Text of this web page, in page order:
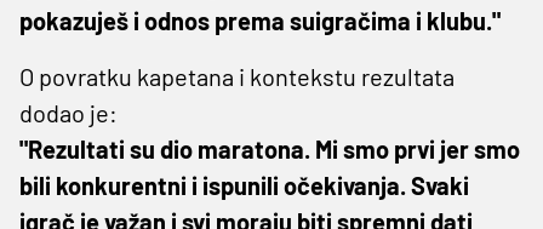
pokazuješ i odnos prema suigračima i klubu."
O povratku kapetana i kontekstu rezultata
dodao je:
"Rezultati su dio maratona. Mi smo prvi jer smo
bili konkurentni i ispunili očekivanja. Svaki
igrač je važan i svi moraju biti spremni dati